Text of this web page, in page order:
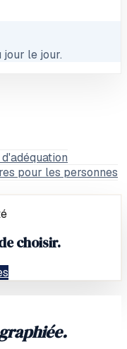
jour le jour.
pour les personnes
choisir.